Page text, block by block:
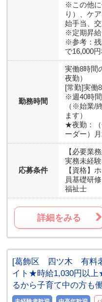
※この他に
り）、ケ
始手当、
※定期昇給
※参考：残
で16,000円
勤務時間
実働8時間
夜勤）
[常勤]実働
※週40時
（※始業/
ます）
★夜勤：
ーダー）
応募条件
【必要業
実務未経験
【資格】
員基礎研
福祉士
詳細をみる
[葛飾区 四ツ木 有料
イト★時給1,030円以
るから子育て中の方も